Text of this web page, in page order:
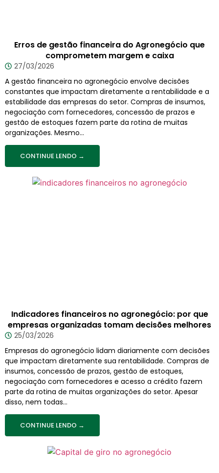
Erros de gestão financeira do Agronegócio que
comprometem margem e caixa
27/03/2026
A gestão financeira no agronegócio envolve decisões
constantes que impactam diretamente a rentabilidade e a
estabilidade das empresas do setor. Compras de insumos,
negociação com fornecedores, concessão de prazos e
gestão de estoques fazem parte da rotina de muitas
organizações. Mesmo...
CONTINUE LENDO →
Indicadores financeiros no agronegócio: por que
empresas organizadas tomam decisões melhores
25/03/2026
Empresas do agronegócio lidam diariamente com decisões
que impactam diretamente sua rentabilidade. Compras de
insumos, concessão de prazos, gestão de estoques,
negociação com fornecedores e acesso a crédito fazem
parte da rotina de muitas organizações do setor. Apesar
disso, nem todas...
CONTINUE LENDO →